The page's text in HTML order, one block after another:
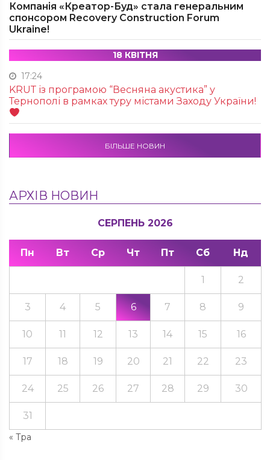
Компанія «Креатор-Буд» стала генеральним
спонсором Recovery Construction Forum
Ukraine!
18 КВІТНЯ
17:24
KRUТ із програмою “Весняна акустика” у
Тернополі в рамках туру містами Заходу України!
БІЛЬШЕ НОВИН
АРХІВ НОВИН
СЕРПЕНЬ 2026
Пн Вт Ср Чт Пт Сб Нд
« Тра
1 2
3 4 5 6 7 8 9
10 11 12 13 14 15 16
17 18 19 20 21 22 23
24 25 26 27 28 29 30
31